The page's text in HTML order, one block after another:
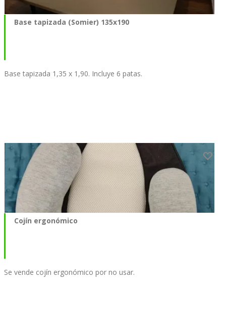
Base tapizada (Somier) 135x190
Base tapizada 1,35 x 1,90. Incluye 6 patas.
Cojín ergonómico
Se vende cojín ergonómico por no usar.